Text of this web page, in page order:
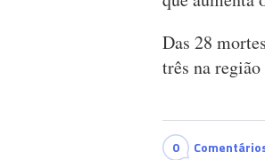
Das 28
três na
0